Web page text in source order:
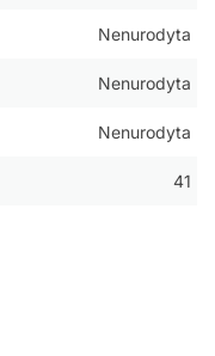
Nenurodyta
Nenurodyta
Nenurodyta
41